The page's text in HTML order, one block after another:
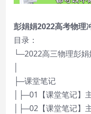
彭娟娟2022高考物理
目录：
└─2022高三物理彭
├─课堂笔记
│├─01【课堂笔记】
│├─02【课堂笔记】